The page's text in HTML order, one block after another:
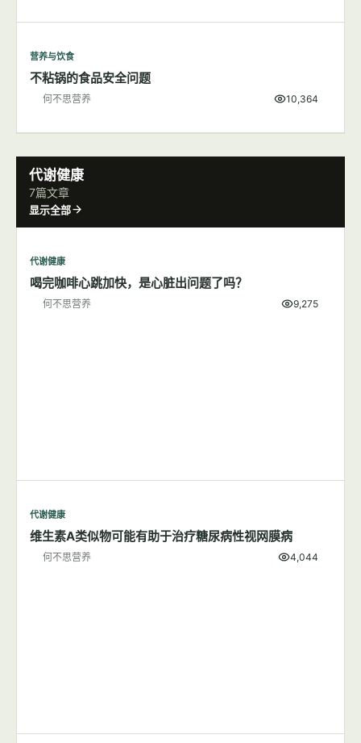
营养与饮食
不粘锅的食品安全问题
何不思营养 10,364
代谢健康
7篇文章
显示全部
代谢健康
喝完咖啡心跳加快，是心脏出问题了吗？
何不思营养 9,275
代谢健康
维生素A类似物可能有助于治疗糖尿病性视网膜病
何不思营养 4,044